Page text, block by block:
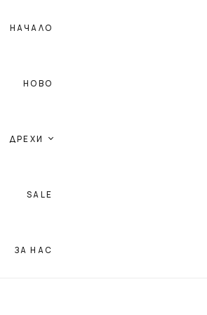
НАЧАЛО
НОВО
ДРЕХИ
РОКЛИ
SALE
ЗА НАС